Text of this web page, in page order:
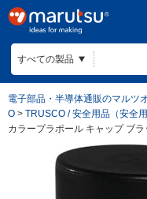
電子部品・半導体通販のマルツ
O > TRUSCO / 安全用品（安全用
カラープラポール キャップ ブラ